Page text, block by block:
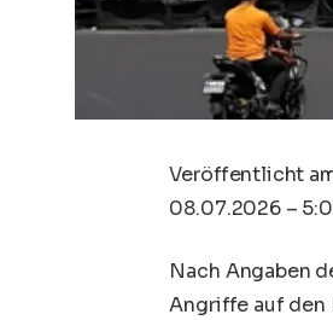
Veröffentlicht
08.07.2026 –
Nach Angaben
Angriffe auf den